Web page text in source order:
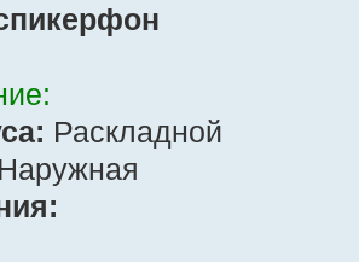
Раскладной
Наружная